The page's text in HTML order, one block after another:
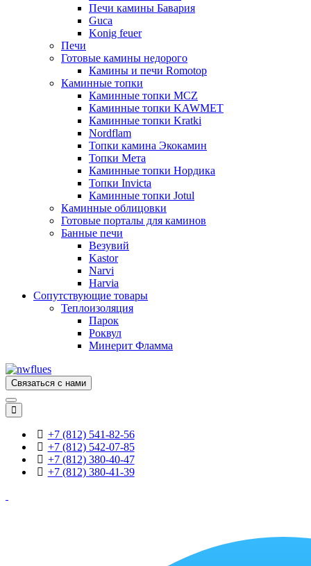
Печи камины Бавария
Guca
Konig feuer
Печи
Готовые камины недорого
Камины и печи Romotop
Каминные топки
Каминные топки MCZ
Каминные топки KAWMET
Каминные топки Kratki
Nordflam
Топки камина Экокамин
Топки Мета
Каминные топки Нордика
Топки Invicta
Каминные топки Jotul
Каминные облицовки
Готовые порталы для каминов
Банные печи
Везувий
Kastor
Narvi
Harvia
Сопутствующие товары
Теплоизоляция
Парок
Роквул
Минерит Фламма
Связаться с нами
+7 (812) 541-82-56
+7 (812) 542-07-85
+7 (812) 380-40-47
+7 (812) 380-41-39